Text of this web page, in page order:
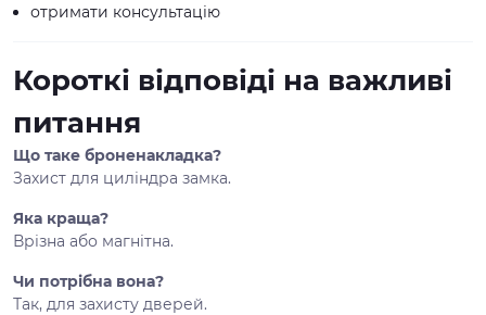
отримати консультацію
Короткі відповіді на важливі
питання
Що таке броненакладка?
Захист для циліндра замка.
Яка краща?
Врізна або магнітна.
Чи потрібна вона?
Так, для захисту дверей.